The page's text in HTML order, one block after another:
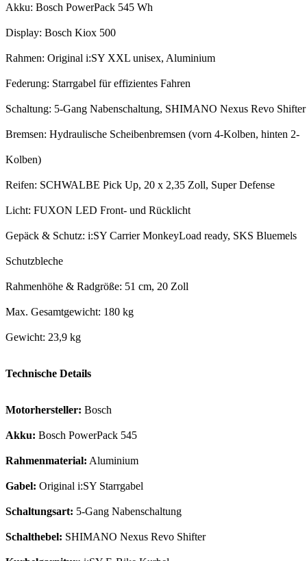
Akku: Bosch PowerPack 545 Wh
Display: Bosch Kiox 500
Rahmen: Original i:SY XXL unisex, Aluminium
Federung: Starrgabel für effizientes Fahren
Schaltung: 5-Gang Nabenschaltung, SHIMANO Nexus Revo Shifter
Bremsen: Hydraulische Scheibenbremsen (vorn 4-Kolben, hinten 2-
Kolben)
Reifen: SCHWALBE Pick Up, 20 x 2,35 Zoll, Super Defense
Licht: FUXON LED Front- und Rücklicht
Gepäck & Schutz: i:SY Carrier MonkeyLoad ready, SKS Bluemels
Schutzbleche
Rahmenhöhe & Radgröße: 51 cm, 20 Zoll
Max. Gesamtgewicht: 180 kg
Gewicht: 23,9 kg
Technische Details
Motorhersteller: Bosch
Akku: Bosch PowerPack 545
Rahmenmaterial: Aluminium
Gabel: Original i:SY Starrgabel
Schaltungsart: 5-Gang Nabenschaltung
Schalthebel: SHIMANO Nexus Revo Shifter